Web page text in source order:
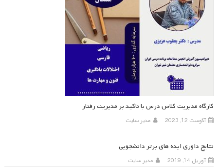
کارگاه مدیریت کلاس درس با تاکید بر مدیریت رفتار
آگوست 12, 2023 مدیر سایت
نتایج داوری ایده های برتر دانشجویی
آوریل 14, 2019 مدیر سایت